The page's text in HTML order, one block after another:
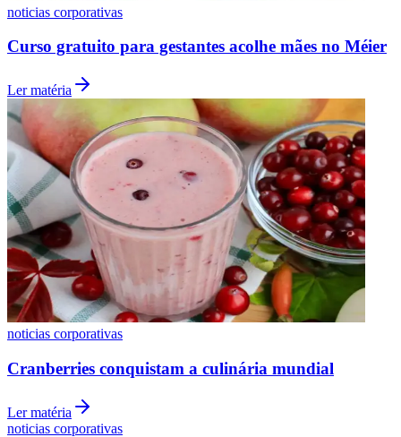
noticias corporativas
Curso gratuito para gestantes acolhe mães no Méier
Ler matéria
noticias corporativas
Cranberries conquistam a culinária mundial
Ler matéria
noticias corporativas